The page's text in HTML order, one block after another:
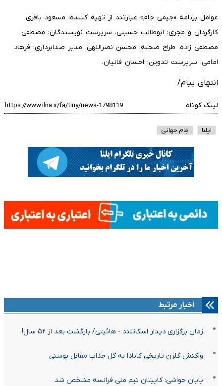
عوامل برنامه «جیمی جام» عبارتند از تهیه کننده: مسعود باقری،
کارگردان و مجری: ابوطالب حسینی، سرپرست نویسندگان: مصطفی
مصطفی زاده، طراح صحنه: محسن نصراللهی، مدیر صدابرداری: فرهاد
امامی، سرپرست تدوین: احسان فانیان.
انتهای پیام/
لینک کوتاه
ایلنا جام جهانی
اخبار مرتبط
زمان برگزاری دیدار اسکاتلند - هائیتی/ بازگشت بعد از ۵۲ سال!
واکنش گلزن تاریخی کانادا به گل جذاب مقابل بوسنی
پایان حواشی: کاپیتان تیم ملی فرانسه مشخص شد